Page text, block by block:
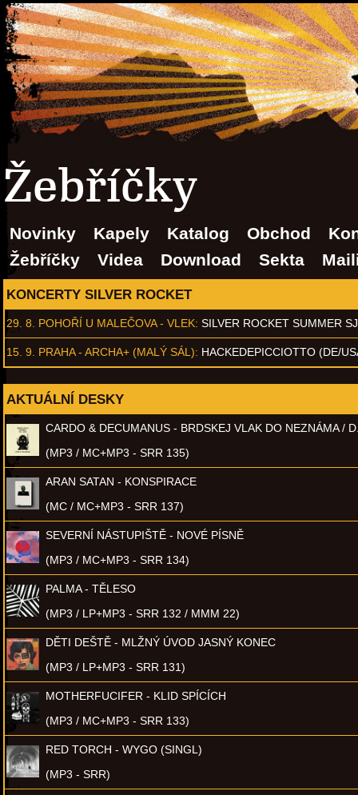
Žebříčky
Novinky Kapely Katalog Obchod
Žebříčky
Videa Download Sekta
KONCERTY SILVER ROCKET
29. 8. POHOŘÍ U MALEČOVA - VLEK: SILVER ROCKET SUMMER
15. 9. PRAHA - ARCHA+ (MALÝ SÁL): HACKEDEPICCIOTTO (DE/
AKTUÁLNÍ DESKY
CARDO & DECUMANUS - BRDSKEJ VLAK DO NEZNÁMA /
(MP3 / MC+MP3 - SRR 135)
ARAN SATAN - KONSPIRACE
(MC / MC+MP3 - SRR 137)
SEVERNÍ NÁSTUPIŠTĚ - NOVÉ PÍSNĚ
(MP3 / MC+MP3 - SRR 134)
PALMA - TĚLESO
(MP3 / LP+MP3 - SRR 132 / MMM 22)
DĚTI DEŠTĚ - MLŽNÝ ÚVOD JASNÝ KONEC
(MP3 / LP+MP3 - SRR 131)
MOTHERFUCIFER - KLID SPÍCÍCH
(MP3 / MC+MP3 - SRR 133)
RED TORCH - WYGO (SINGL)
(MP3 - SRR)